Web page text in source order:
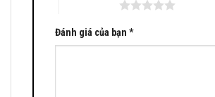
Đánh giá của bạn *